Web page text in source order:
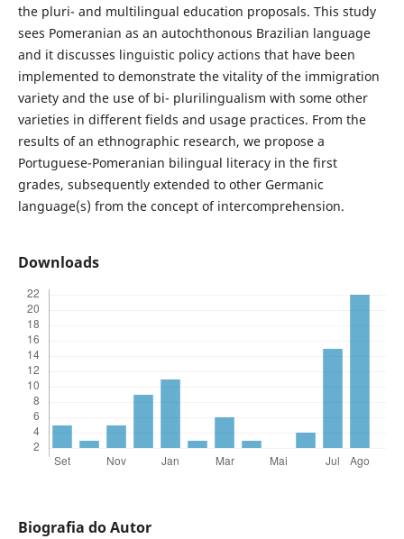
the pluri- and multilingual education proposals. This study
sees Pomeranian as an autochthonous Brazilian language
and it discusses linguistic policy actions that have been
implemented to demonstrate the vitality of the immigration
variety and the use of bi- plurilingualism with some other
varieties in different fields and usage practices. From the
results of an ethnographic research, we propose a
Portuguese-Pomeranian bilingual literacy in the first
grades, subsequently extended to other Germanic
language(s) from the concept of intercomprehension.
Downloads
Biografia do Autor